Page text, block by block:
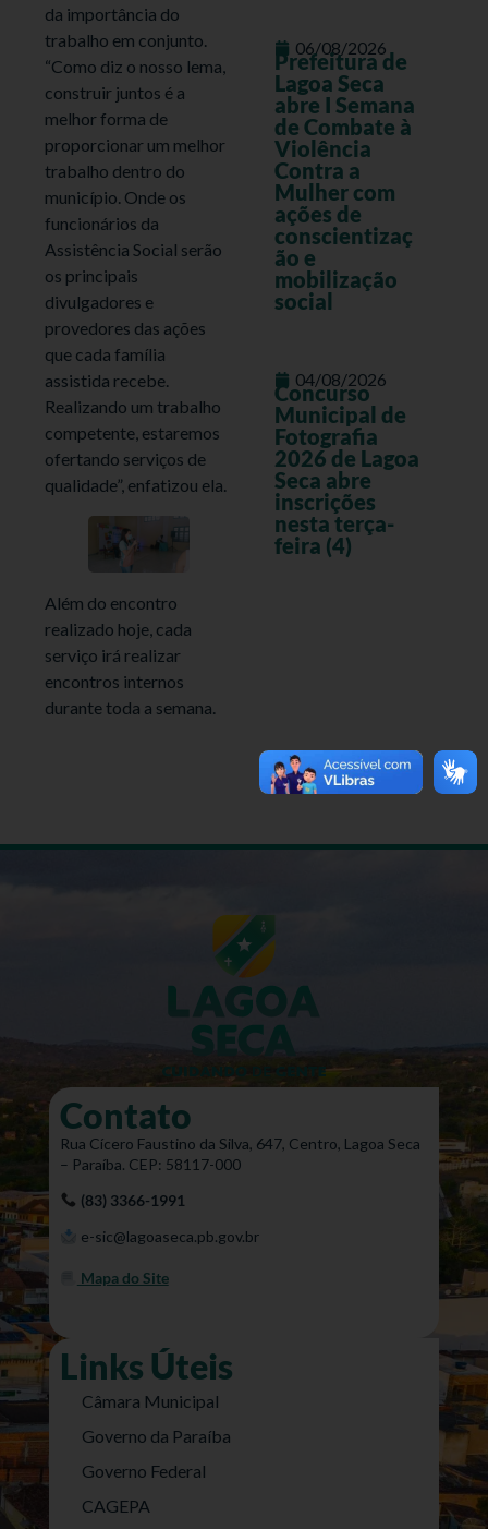
da importância do
trabalho em conjunto.
“Como diz o nosso lema,
construir juntos é a
melhor forma de
proporcionar um melhor
trabalho dentro do
município. Onde os
funcionários da
Assistência Social serão
os principais
divulgadores e
provedores das ações
que cada família
assistida recebe.
Realizando um trabalho
competente, estaremos
ofertando serviços de
qualidade”, enfatizou ela.
Além do encontro
realizado hoje, cada
serviço irá realizar
encontros internos
durante toda a semana.
06/08/2026
Prefeitura de
Lagoa Seca
abre I Semana
de Combate à
Violência
Contra a
Mulher com
ações de
conscientizaç
ão e
mobilização
social
04/08/2026
Concurso
Municipal de
Fotografia
2026 de Lagoa
Seca abre
inscrições
nesta terça-
feira (4)
Contato
Rua Cícero Faustino da Silva, 647, Centro, Lagoa Seca
– Paraíba. CEP: 58117-000
(83) 3366-1991
e-sic@lagoaseca.pb.gov.br
Mapa do Site
Links Úteis
Câmara Municipal
Governo da Paraíba
Governo Federal
CAGEPA